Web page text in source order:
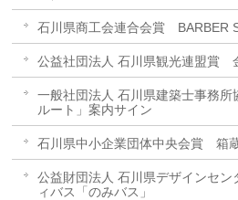
石川県商工会連合会賞 BARBER
公益社団法人 石川県観光連盟賞
一般社団法人 石川県建築士事務
ルート」案内サイン
石川県中小企業団体中央会賞 箱
公益財団法人 石川県デザインセ
ィバス「のみバス」